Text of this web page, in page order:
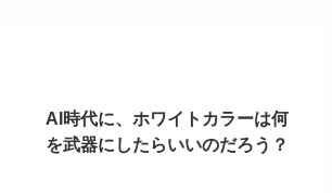
AI時代に、ホワイトカラーは何
を武器にしたらいいのだろう？